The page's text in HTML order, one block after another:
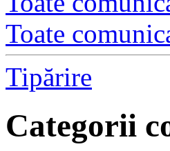
Toate
Tipărire
Categorii